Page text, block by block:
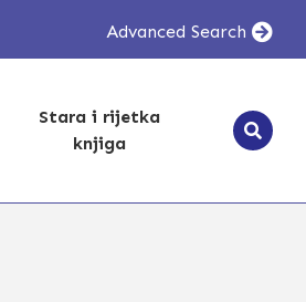
Advanced Search
Stara i rijetka
knjiga